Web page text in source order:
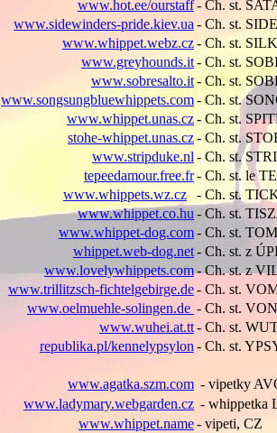
www.hot.ee/ourstaff- Ch. st.
www.sidewinders-pride.kiev.ua - Ch. st.
www.whippet.webz.cz- Ch. st.
www.greyhounds.it- Ch. st.
www.sobresalto.it- Ch. st.
www.songsungbluewhippets.com- Ch. st.
www.whippet.unas.cz- Ch. st.
stohe-whippet.unas.cz- Ch. st.
www.stripduke.nl - Ch. st.
tepeedamour.free.fr- Ch. st. le
www.whippets.wz.cz
- Ch. st.
www.whippet.co.hu - Ch. st.
www.whippet-dog.com- Ch. st.
whippet.web-dog.net- Ch. st. z
www.lovelywhippets.com- Ch. st. z
www.trillitzsch-fichtelgebirge.de- Ch. st.
www.oelmuehle-solingen.de - Ch. st.
www.wuhei.at.tt- Ch. st.
republika.pl/kennelypsylon - Ch. st.
www.agatka.szm.com - vipetky
www.ladymary.webgarden.cz - whippetka
www.whippet.name- vipeti, CZ